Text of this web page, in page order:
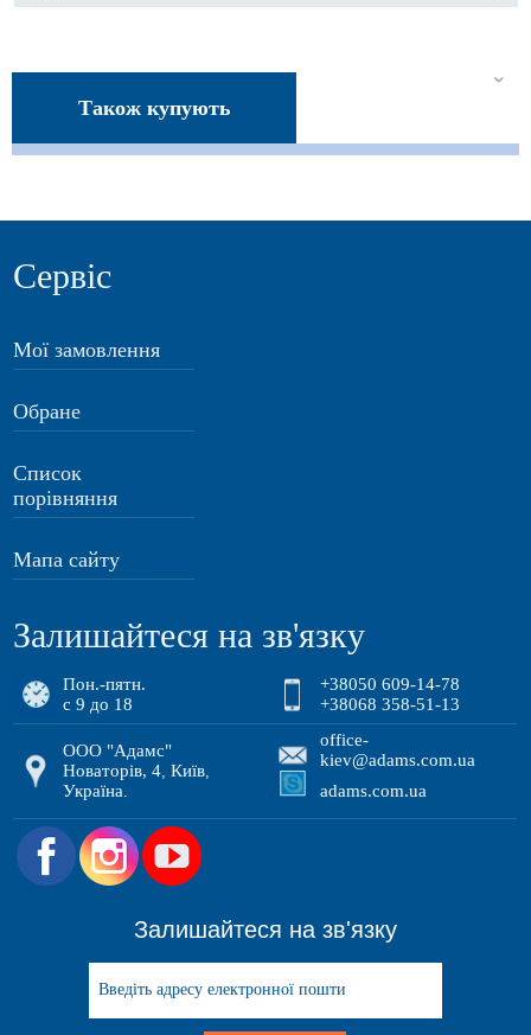
Також купують
Сервіс
Мої замовлення
Обране
Список
порівняння
Мапа сайту
Залишайтеся на зв'язку
Пон.-пятн.
с 9 до 18
+38050 609-14-78
+38068 358-51-13
ООО "Адамс"
Новаторів, 4 ,Київ
Україна
office-
kiev@adams.com.ua
adams.com.ua
.
Залишайтеся на зв'язку